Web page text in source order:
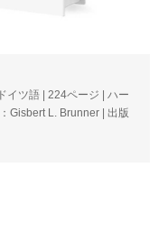
イツ語 | 224ページ | ハー
Gisbert L. Brunner | 出版